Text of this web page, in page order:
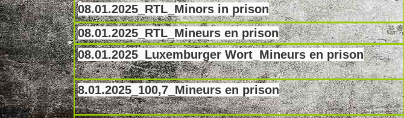
08.01.2025_RTL_Minors in prison
08.01.2025_RTL_Mineurs en prison
08.01.2025_Luxemburger Wort_Mineurs en prison
8.01.2025_100,7_Mineurs en prison